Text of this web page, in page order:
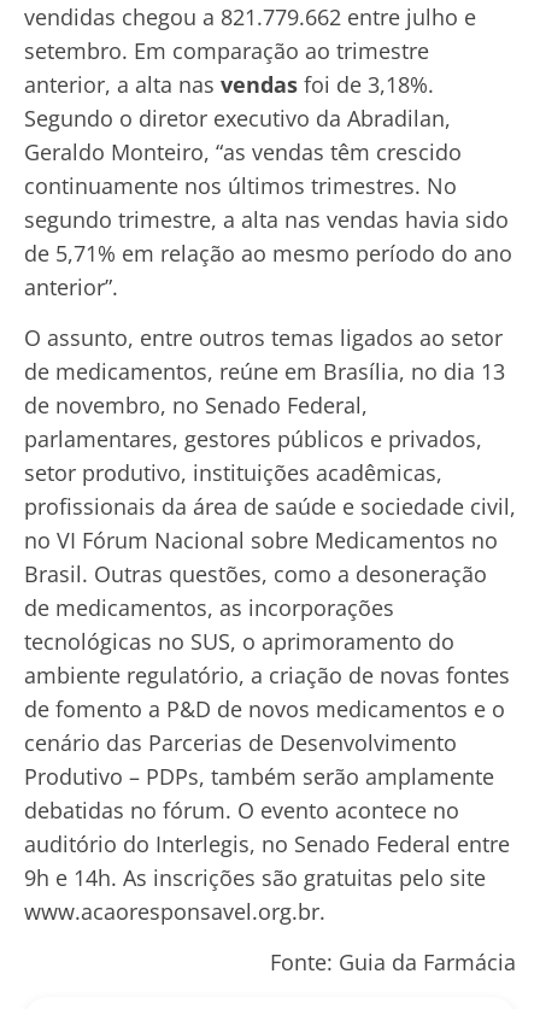
vendidas chegou a 821.779.662 entre julho e
setembro. Em comparação ao trimestre
anterior, a alta nas vendas foi de 3,18%.
Segundo o diretor executivo da Abradilan,
Geraldo Monteiro, “as vendas têm crescido
continuamente nos últimos trimestres. No
segundo trimestre, a alta nas vendas havia sido
de 5,71% em relação ao mesmo período do ano
anterior”.
O assunto, entre outros temas ligados ao setor
de medicamentos, reúne em Brasília, no dia 13
de novembro, no Senado Federal,
parlamentares, gestores públicos e privados,
setor produtivo, instituições acadêmicas,
profissionais da área de saúde e sociedade civil,
no VI Fórum Nacional sobre Medicamentos no
Brasil. Outras questões, como a desoneração
de medicamentos, as incorporações
tecnológicas no SUS, o aprimoramento do
ambiente regulatório, a criação de novas fontes
de fomento a P&D de novos medicamentos e o
cenário das Parcerias de Desenvolvimento
Produtivo – PDPs, também serão amplamente
debatidas no fórum. O evento acontece no
auditório do Interlegis, no Senado Federal entre
9h e 14h. As inscrições são gratuitas pelo site
www.acaoresponsavel.org.br.
Fonte: Guia da Farmácia